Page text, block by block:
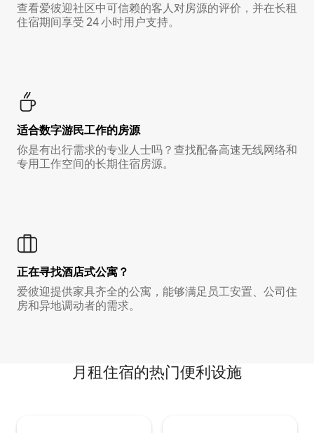
查看爱彼迎社区中可信赖的客人对房源的评价，并在长租
住宿期间享受 24 小时用户支持。
适合数字游民工作的房源
你是有出行需求的专业人士吗？查找配备高速无线网络和
专用工作空间的长期住宿房源。
正在寻找酒店式公寓？
爱彼迎提供家具齐全的公寓，能够满足员工安置、公司住
房和异地调动者的需求。
月租住宿的热门便利设施